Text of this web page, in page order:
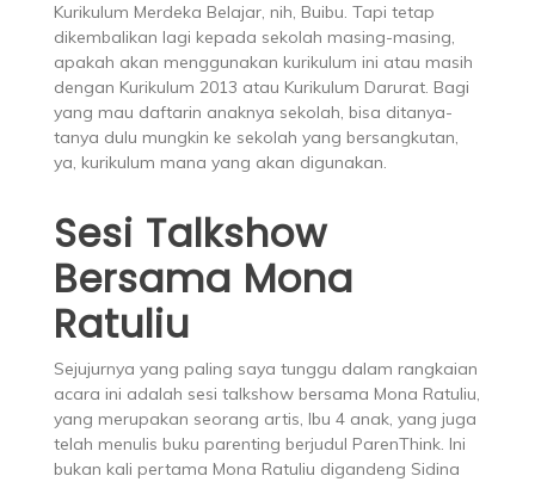
Kurikulum Merdeka Belajar, nih, Buibu. Tapi tetap
dikembalikan lagi kepada sekolah masing-masing,
apakah akan menggunakan kurikulum ini atau masih
dengan Kurikulum 2013 atau Kurikulum Darurat. Bagi
yang mau daftarin anaknya sekolah, bisa ditanya-
tanya dulu mungkin ke sekolah yang bersangkutan,
ya, kurikulum mana yang akan digunakan.
Sesi Talkshow
Bersama Mona
Ratuliu
Sejujurnya yang paling saya tunggu dalam rangkaian
acara ini adalah sesi talkshow bersama Mona Ratuliu,
yang merupakan seorang artis, Ibu 4 anak, yang juga
telah menulis buku parenting berjudul ParenThink. Ini
bukan kali pertama Mona Ratuliu digandeng Sidina